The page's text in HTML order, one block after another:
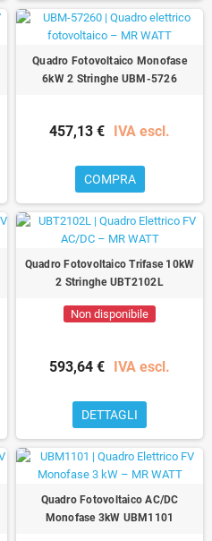
Quadro Fotovoltaico Monofase
6kW 2 Stringhe UBM-5726
457,13 € IVA escl.
COMPRA
Quadro Fotovoltaico Trifase 10kW
2 Stringhe UBT2102L
Non disponibile
593,64 € IVA escl.
DETTAGLI
Quadro Fotovoltaico AC/DC
Monofase 3kW UBM1101